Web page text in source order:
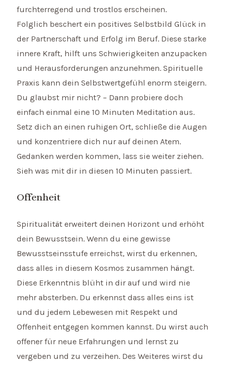
furchterregend und trostlos erscheinen.
Folglich beschert ein positives Selbstbild Glück in
der Partnerschaft und Erfolg im Beruf. Diese starke
innere Kraft, hilft uns Schwierigkeiten anzupacken
und Herausforderungen anzunehmen. Spirituelle
Praxis kann dein Selbstwertgefühl enorm steigern.
Du glaubst mir nicht? – Dann probiere doch
einfach einmal eine 10 Minuten Meditation aus.
Setz dich an einen ruhigen Ort, schließe die Augen
und konzentriere dich nur auf deinen Atem.
Gedanken werden kommen, lass sie weiter ziehen.
Sieh was mit dir in diesen 10 Minuten passiert.
Offenheit
Spiritualität erweitert deinen Horizont und erhöht
dein Bewusstsein. Wenn du eine gewisse
Bewusstseinsstufe erreichst, wirst du erkennen,
dass alles in diesem Kosmos zusammen hängt.
Diese Erkenntnis blüht in dir auf und wird nie
mehr absterben. Du erkennst dass alles eins ist
und du jedem Lebewesen mit Respekt und
Offenheit entgegen kommen kannst. Du wirst auch
offener für neue Erfahrungen und lernst zu
vergeben und zu verzeihen. Des Weiteres wirst du